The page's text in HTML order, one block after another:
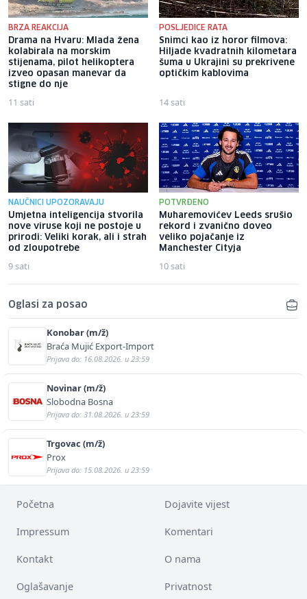
BRZA REAKCIJA
Drama na Hvaru: Mlada žena
kolabirala na morskim
stijenama, pilot helikoptera
izveo opasan manevar da
stigne do nje
11 sati
POSLJEDICE RATA
Snimci kao iz horor filmova:
Hiljade kvadratnih kilometara
šuma u Ukrajini su prekrivene
optičkim kablovima
14 sati
NAUČNICI UPOZORAVAJU
Umjetna inteligencija stvorila
nove viruse koji ne postoje u
prirodi: Veliki korak, ali i strah
od zloupotrebe
9 sati
POTVRĐENO
Muharemovićev Leeds srušio
rekord i zvanično doveo
veliko pojačanje iz
Manchester Cityja
10 sati
Oglasi za posao
Konobar (m/ž)
Braća Mujić Export-Import
Prijava do: 16.08.2026. u 23:59
Novinar (m/ž)
Slobodna Bosna
Prijava do: 31.08.2026. u 23:59
Trgovac (m/ž)
Prox
Prijava do: 15.08.2026. u 23:59
Početna Dojavite vijest
Impressum Komentari
Kontakt O nama
Oglašavanje Privatnost